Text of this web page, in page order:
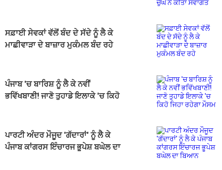
ਸਫ਼ਾਈ ਸੇਵਕਾਂ ਵੱਲੋਂ ਬੰਦ ਦੇ ਸੱਦੇ ਨੂੰ ਲੈ ਕੇ
ਮਾਛੀਵਾੜਾ ਦੇ ਬਾਜ਼ਾਰ ਮੁਕੰਮਲ ਬੰਦ ਰਹੇ
ਪੰਜਾਬ 'ਚ ਬਾਰਿਸ਼ ਨੂੰ ਲੈ ਕੇ ਨਵੀਂ
ਭਵਿੱਖਬਾਣੀ! ਜਾਣੋ ਤੁਹਾਡੇ ਇਲਾਕੇ 'ਚ ਕਿਹੋ
ਪਾਰਟੀ ਅੰਦਰ ਮੌਜੂਦ 'ਗੱਦਾਰਾਂ' ਨੂੰ ਲੈ ਕੇ
ਪੰਜਾਬ ਕਾਂਗਰਸ ਇੰਚਾਰਜ ਭੂਪੇਸ਼ ਬਘੇਲ ਦਾ